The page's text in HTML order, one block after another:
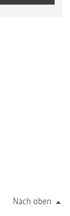
Nach oben